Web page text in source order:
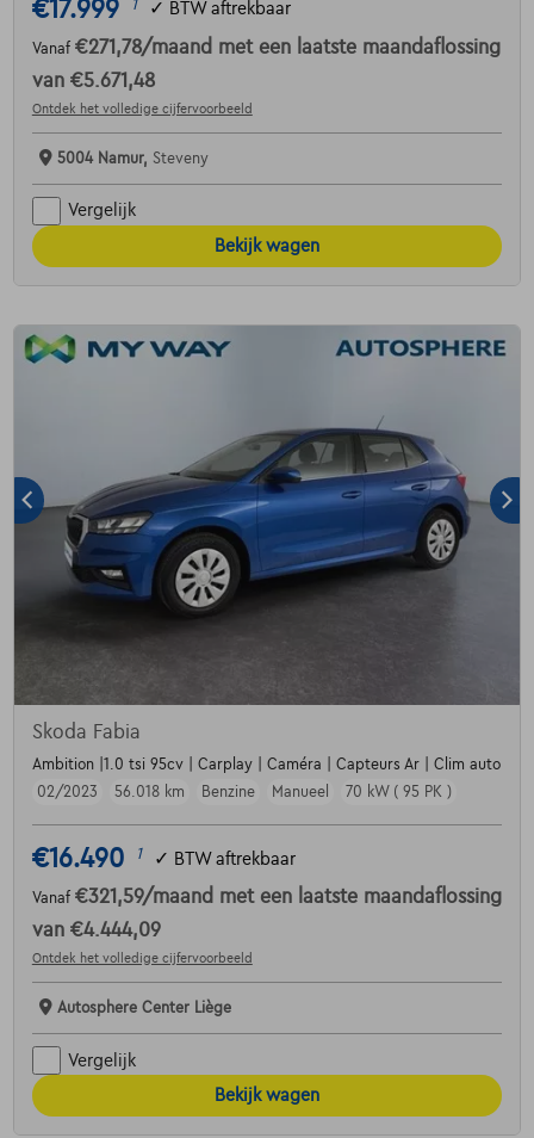
€17.999 1 ✓ BTW aftrekbaar
Vanaf €271,78/maand met een laatste maandaflossing
van €5.671,48
Ontdek het volledige cijfervoorbeeld
5004 Namur, Steveny
Vergelijk
Bekijk wagen
Skoda Fabia
Ambition |1.0 tsi 95cv | Carplay | Caméra | Capteurs Ar | Clim auto
02/2023
56.018 km Benzine Manueel 70 kW ( 95 PK )
€16.490 1 ✓ BTW aftrekbaar
Vanaf €321,59/maand met een laatste maandaflossing
van €4.444,09
Ontdek het volledige cijfervoorbeeld
Autosphere Center Liège
Vergelijk
Bekijk wagen